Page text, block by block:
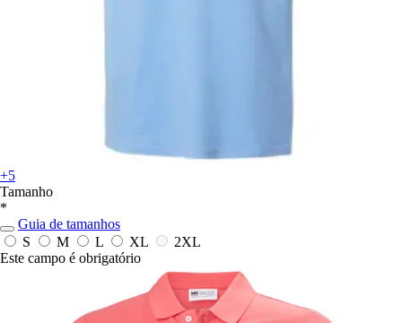
+5
Tamanho
*
Guia de tamanhos
S
M L XL
2XL
Este campo é obrigatório